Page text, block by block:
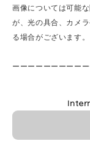
画像については可能
が、光の具合、カメ
る場合がございます。
ーーーーーーーーー